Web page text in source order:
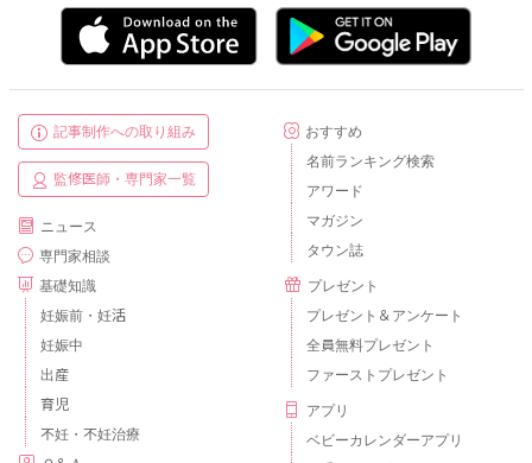
記事制作への取り組み
監修医師・専門家一覧
ニュース
専門家相談
基礎知識
妊娠前・妊活
妊娠中
出産
育児
不妊・不妊治療
おすすめ
名前ランキング検索
アワード
マガジン
タウン誌
プレゼント
プレゼント＆アンケート
全員無料プレゼント
ファーストプレゼント
アプリ
ベビーカレンダーアプリ